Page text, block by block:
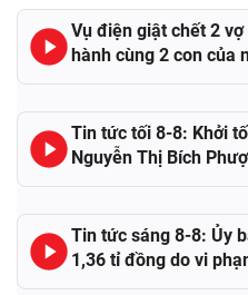
Vụ điện giật chết 2
hành cùng 2 con của
Tin tức tối 8-8: Khởi
Nguyễn Thị Bích
Tin tức sáng 8-8: Ủy
1,36 tỉ đồng do vi